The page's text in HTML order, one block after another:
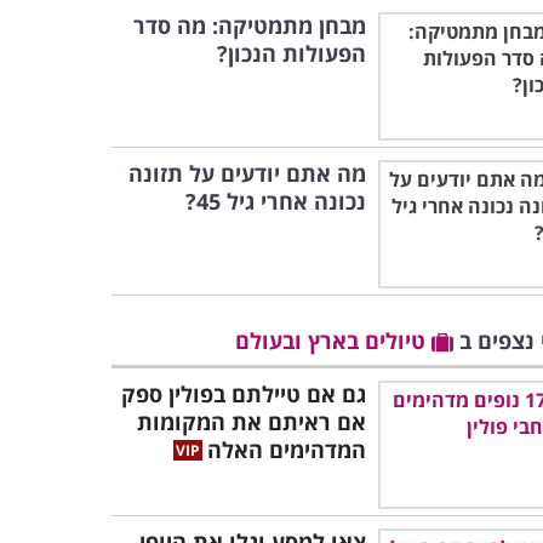
מבחן מתמטיקה: מה סדר
הפעולות הנכון?
מה אתם יודעים על תזונה
נכונה אחרי גיל 45?
נצפים ב
טיולים בארץ ובעולם
גם אם טיילתם בפולין ספק
אם ראיתם את המקומות
המדהימים האלה